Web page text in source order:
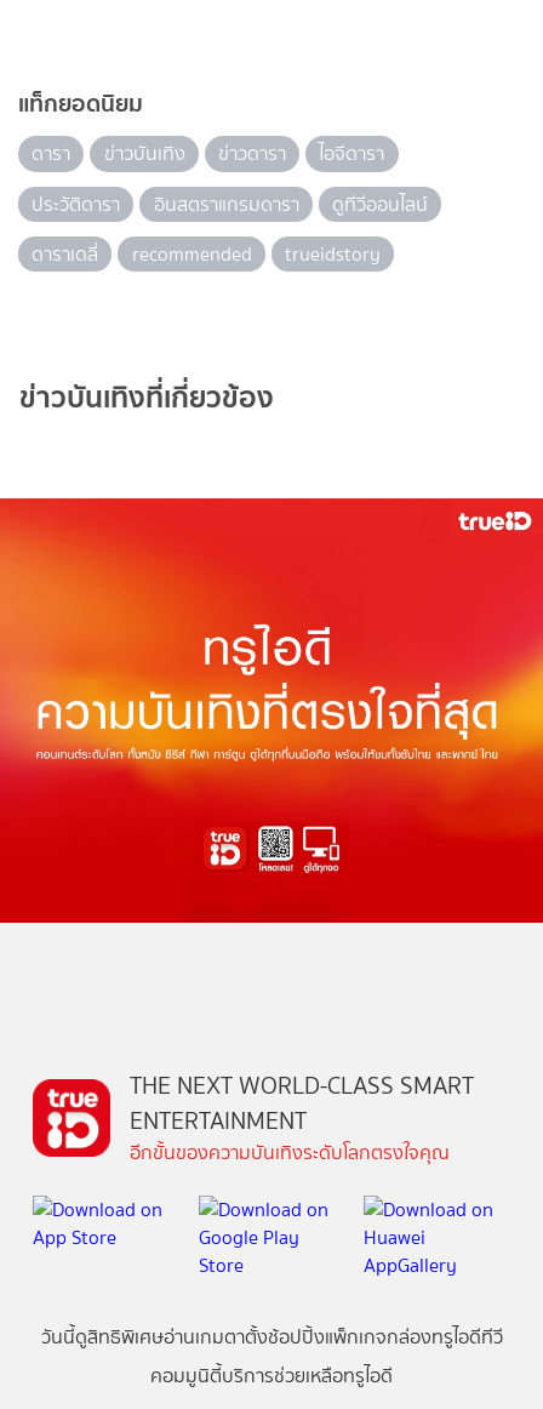
แท็กยอดนิยม
ดารา ข่าวบันเทิง ข่าวดารา
ไอจีดารา
ประวัติดารา
อินสตราแกรมดารา
ดูทีวีออนไลน์
ดาราเดลี่
recommended trueidstory
ข่าวบันเทิงที่เกี่ยวข้อง
THE NEXT WORLD-CLASS SMART
ENTERTAINMENT
อีกขั้นของความบันเทิงระดับโลกตรงใจคุณ
วันนี้ดูสิทธิพิเศษอ่านเกมตาตั้งช้อปปิ้งแพ็กเกจกล่องทรูไอดีทีวี
คอมมูนิตี้บริการช่วยเหลือทรูไอดี